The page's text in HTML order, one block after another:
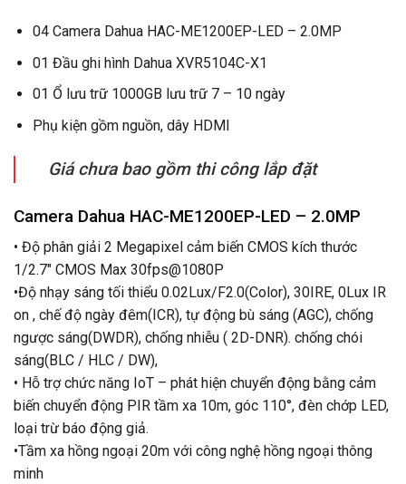
04 Camera Dahua HAC-ME1200EP-LED – 2.0MP
01 Đầu ghi hình Dahua XVR5104C-X1
01 Ổ lưu trữ 1000GB lưu trữ 7 – 10 ngày
Phụ kiện gồm nguồn, dây HDMI
Giá chưa bao gồm thi công lắp đặt
Camera Dahua HAC-ME1200EP-LED – 2.0MP
• Độ phân giải 2 Megapixel cảm biến CMOS kích thước
1/2.7″ CMOS Max 30fps@1080P
•Độ nhạy sáng tối thiểu 0.02Lux/F2.0(Color), 30IRE, 0Lux IR
on , chế độ ngày đêm(ICR), tự động bù sáng (AGC), chống
ngược sáng(DWDR), chống nhiễu ( 2D-DNR). chống chói
sáng(BLC / HLC / DW),
• Hỗ trợ chức năng IoT – phát hiện chuyển động bằng cảm
biến chuyển động PIR tầm xa 10m, góc 110°, đèn chớp LED,
loại trừ báo động giả.
•Tầm xa hồng ngoại 20m với công nghệ hồng ngoại thông
minh